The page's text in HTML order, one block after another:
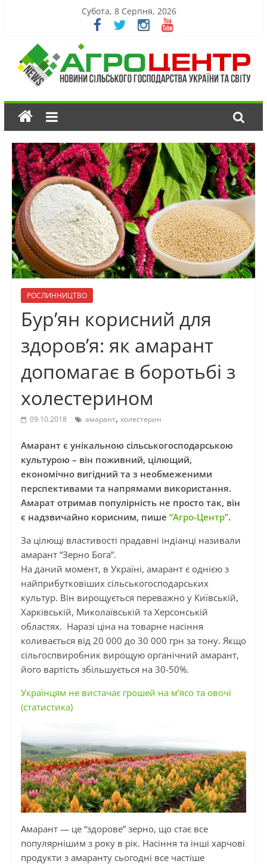
Субота, 8 Серпня, 2026
РОСЛИННИЦТВО
Бур’ян корисний для
здоров’я: як амарант
допомагає в боротьбі з
холестерином
09.10.2018 амарант, холестерин
Амарант є унікальною сільськогосподарською
культурою – він поживний, цілющий,
економічно вигідний та з необмеженими
перспективами та напрямами використання.
Амарат отримав популірність не просто так, він
є надзвичайно корисним, пише “Агро-Центр”.
За цілющі властивості прадавні індіанці називали
амарант “Зерно Бога”.
На даний момент, в Україні, амарант є однією з
найприбутковіших сільськогосподарських
культур. Він вирощується переважно у Київській,
Харківській, Миколаївській та Херсонській
областях. Наразі ціна на товарне насіння
коливається від 20 000 до 30 000 грн за тону. Якщо
сільгоспвиробник вирощую органічний амарант,
його вартість збільшується на 30-50%.
Українцям не вистачає грошей на м’ясо та овочі
(статистика)
Амарант — це “здорове” зерно, що стає все
популярнішим з року в рік. Насіння та інші харчові
продукти з амаранту сьогодні все частіше